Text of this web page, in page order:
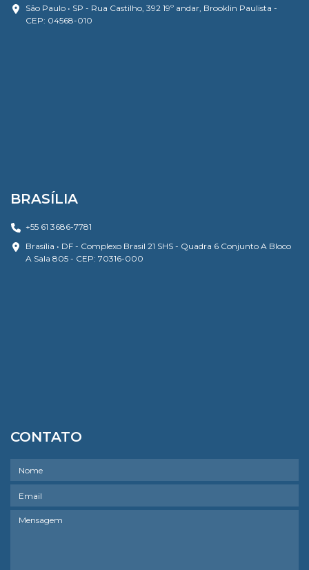
São Paulo • SP - Rua Castilho, 392 19º andar, Brooklin Paulista -
CEP: 04568-010
BRASÍLIA
+55 61 3686-7781
Brasília • DF - Complexo Brasil 21 SHS - Quadra 6 Conjunto A Bloco
A Sala 805 - CEP: 70316-000
CONTATO